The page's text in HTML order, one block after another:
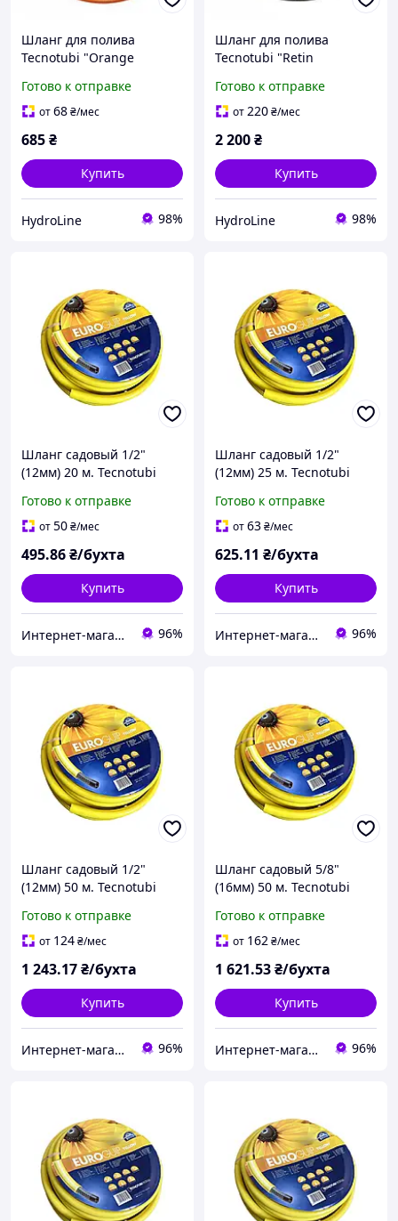
Шланг для полива
Tecnotubi "Orange
Готово к отправке
от68₴/мес
685₴
Купить
HydroLine 98%
Шланг для полива
Tecnotubi "Retin
Готово к отправке
от220₴/мес
2 200₴
Купить
HydroLine 98%
Шланг садовый 1/2"
(12мм) 20 м. Tecnotubi
армированный ПВХ 3
слоя до 8 bar Италия
Готово к отправке
от50₴/мес
495.86₴/бухта
Купить
Интернет-магазин "Mirdo" для дома, сада и авто. 96%
Шланг садовый 1/2"
(12мм) 25 м. Tecnotubi
армированный ПВХ 3
слоя до 8 bar Италия
Готово к отправке
от63₴/мес
625.11 ₴/бухта
Купить
Интернет-магазин "Mirdo" для дома, сада и авто. 96%
Шланг садовый 1/2"
(12мм) 50 м. Tecnotubi
армированный ПВХ 3
слоя до 8 bar Италия
Готово к отправке
от 124₴/мес
1 243.17₴/бухта
Купить
Интернет-магазин "Mirdo" для дома, сада и авто. 96%
Шланг садовый 5/8"
(16мм) 50 м. Tecnotubi
армированный ПВХ 3
слоя до 8 bar Италия
Готово к отправке
от 162₴/мес
1 621.53₴/бухта
Купить
Интернет-магазин "Mirdo" для дома, сада и авто. 96%